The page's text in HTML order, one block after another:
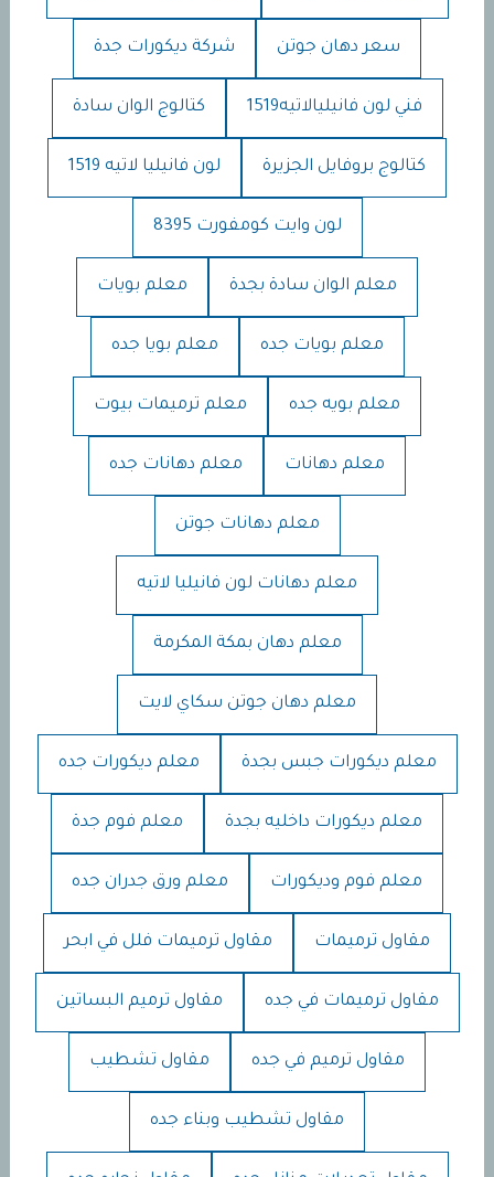
سعر دهان جوتن شركة ديكورات جدة
فني لون فانيليالاتيه1519 كتالوج الوان سادة
كتالوج بروفايل الجزيرة لون فانيليا لاتيه 1519
لون وايت كومفورت 8395
معلم الوان سادة بجدة معلم بويات
معلم بويات جده معلم بويا جده
معلم بويه جده معلم ترميمات بيوت
معلم دهانات معلم دهانات جده
معلم دهانات جوتن
معلم دهانات لون فانيليا لاتيه
معلم دهان بمكة المكرمة
معلم دهان جوتن سكاي لايت
معلم ديكورات جبس بجدة معلم ديكورات جده
معلم ديكورات داخليه بجدة معلم فوم جدة
معلم فوم وديكورات معلم ورق جدران جده
مقاول ترميمات مقاول ترميمات فلل في ابحر
مقاول ترميمات في جده مقاول ترميم البساتين
مقاول ترميم في جده مقاول تشطيب
مقاول تشطيب وبناء جده